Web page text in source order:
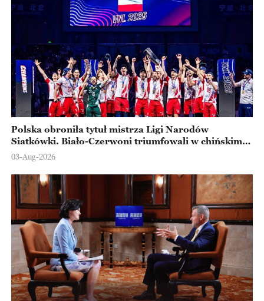
Polska obroniła tytuł mistrza Ligi Narodów
Siatkówki. Biało-Czerwoni triumfowali w chińskim
Ningbo
03-Aug-2026